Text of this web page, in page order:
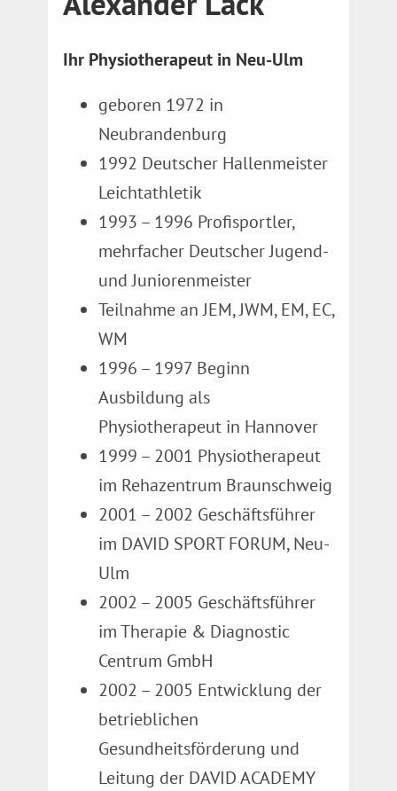
Ihr Physiotherapeut in Neu-Ulm
geboren 1972 in
Neubrandenburg
1992 Deutscher Hallenmeister
Leichtathletik
1993 – 1996 Profisportler,
mehrfacher Deutscher Jugend-
und Juniorenmeister
Teilnahme an JEM, JWM, EM, EC,
WM
1996 – 1997 Beginn
Ausbildung als
Physiotherapeut in Hannover
1999 – 2001 Physiotherapeut
im Rehazentrum Braunschweig
2001 – 2002 Geschäftsführer
im DAVID SPORT FORUM, Neu-
Ulm
2002 – 2005 Geschäftsführer
im Therapie & Diagnostic
Centrum GmbH
2002 – 2005 Entwicklung der
betrieblichen
Gesundheitsförderung und
Leitung der DAVID ACADEMY